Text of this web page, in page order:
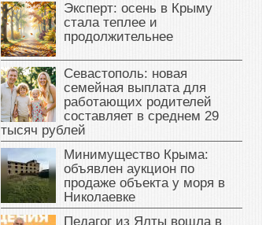
Эксперт: осень в Крыму
стала теплее и
продолжительнее
Севастополь: новая
семейная выплата для
работающих родителей
составляет в среднем 29
тысяч рублей
Минимущество Крыма:
объявлен аукцион по
продаже объекта у моря в
Николаевке
Педагог из Ялты вошла в